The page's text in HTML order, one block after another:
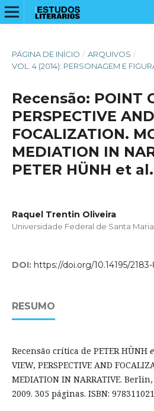
PÁGINA DE INÍCIO / ARQUIVOS /
VOL. 4 (2014): PERSONAGEM E
Recensão: POINT
PERSPECTIVE AND
FOCALIZATION.
MEDIATION IN
PETER HÜNH et
Raquel Trentin Oliveira
Universidade Federal de Santa Maria
DOI: https://doi.org/10.14195/
RESUMO
Recensão crítica de PETER HÜNH
VIEW, PERSPECTIVE AND
MEDIATION IN NARRATIVE.
2009. 305 páginas. ISBN: